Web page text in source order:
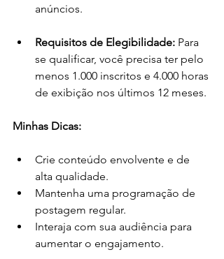
anúncios.
Requisitos de Elegibilidade: Para
se qualificar, você precisa ter pelo
menos 1.000 inscritos e 4.000 horas
de exibição nos últimos 12 meses.
Minhas Dicas:
Crie conteúdo envolvente e de
alta qualidade.
Mantenha uma programação de
postagem regular.
Interaja com sua audiência para
aumentar o engajamento.